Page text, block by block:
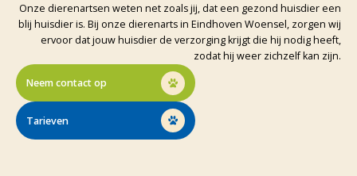
Onze dierenartsen weten net zoals jij, dat een gezond huisdier een
blij huisdier is. Bij onze dierenarts in Eindhoven Woensel, zorgen wij
ervoor dat jouw huisdier de verzorging krijgt die hij nodig heeft,
zodat hij weer zichzelf kan zijn.
Neem contact op
Tarieven